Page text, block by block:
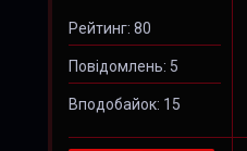
Рейтинг: 80
Повідомлень: 5
Вподобайок: 15